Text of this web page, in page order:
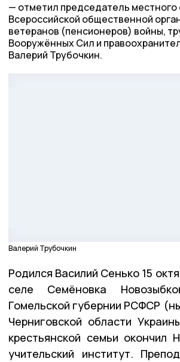
отметил председатель
Всероссийской общественной
ветеранов (пенсионеров) войны,
Вооружённых Сил и
Валерий Трубочкин.
Валерий Трубочкин
Родился Василий Сенько 15
селе Семёновка
Гомельской губернии РСФСР
Черниговской области
крестьянской семьи окончил
учительский институт.